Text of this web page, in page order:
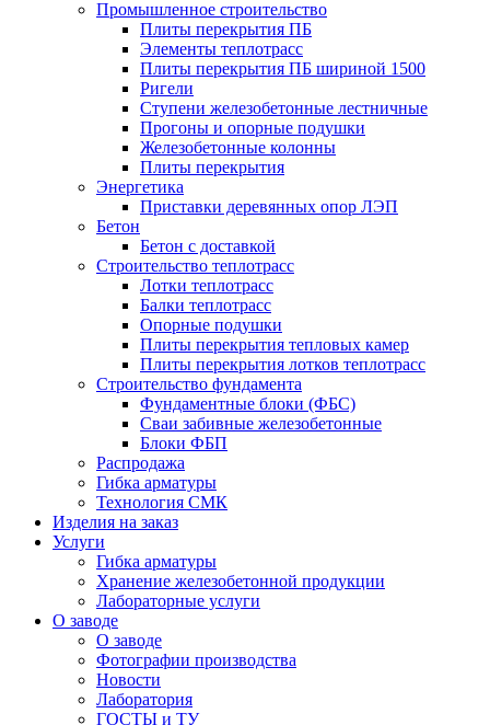
Промышленное строительство
Плиты перекрытия ПБ
Элементы теплотрасс
Плиты перекрытия ПБ шириной 1500
Ригели
Ступени железобетонные лестничные
Прогоны и опорные подушки
Железобетонные колонны
Плиты перекрытия
Энергетика
Приставки деревянных опор ЛЭП
Бетон
Бетон с доставкой
Строительство теплотрасс
Лотки теплотрасс
Балки теплотрасс
Опорные подушки
Плиты перекрытия тепловых камер
Плиты перекрытия лотков теплотрасс
Строительство фундамента
Фундаментные блоки (ФБС)
Сваи забивные железобетонные
Блоки ФБП
Распродажа
Гибка арматуры
Технология СМК
Изделия на заказ
Услуги
Гибка арматуры
Хранение железобетонной продукции
Лабораторные услуги
О заводе
О заводе
Фотографии производства
Новости
Лаборатория
ГОСТЫ и ТУ